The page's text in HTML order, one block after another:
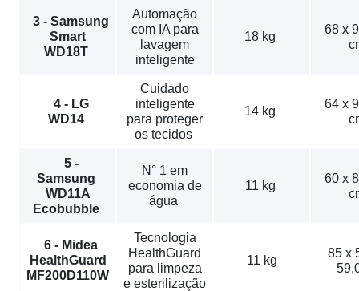
3 - Samsung
Smart
WD18T
Automação
com IA para
lavagem
inteligente
18 kg
68 x
4 - LG
WD14
Cuidado
inteligente
para proteger
os tecidos
14 kg
64 x
5 -
Samsung
WD11A
Ecobubble
N° 1 em
economia de
água
11 kg
60 x
6 - Midea
HealthGuard
MF200D110W
Tecnologia
HealthGuard
para limpeza
e esterilização
11 kg
85 x